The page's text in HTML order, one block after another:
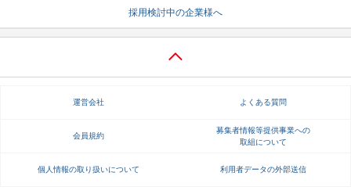
採用検討中の企業様へ
運営会社 よくある質問
会員規約
募集者情報等提供事業への
取組について
個人情報の取り扱いについて 利用者データの外部送信